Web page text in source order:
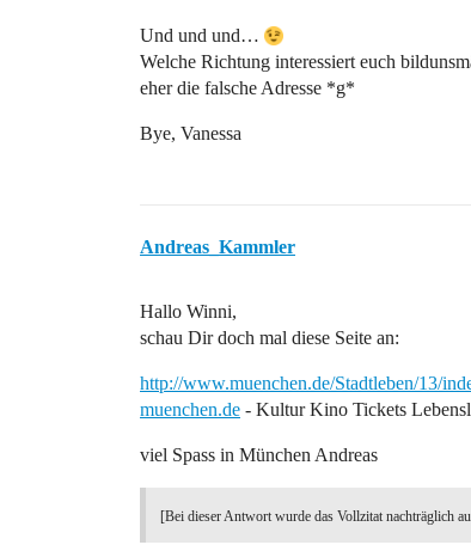
Und und und…
Welche Richtung interessiert euch
eher die falsche Adresse *g*
Bye, Vanessa
Andreas_Kammler
Hallo Winni,
schau Dir doch mal diese Seite an:
http://www.muenchen.de/Stadtleben/13/
muenchen.de - Kultur Kino Tickets
viel Spass in München Andreas
[Bei dieser Antwort wurde das Vollzitat nachträglich